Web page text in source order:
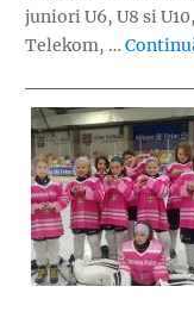
juniori U6, U8 si
Telekom, …